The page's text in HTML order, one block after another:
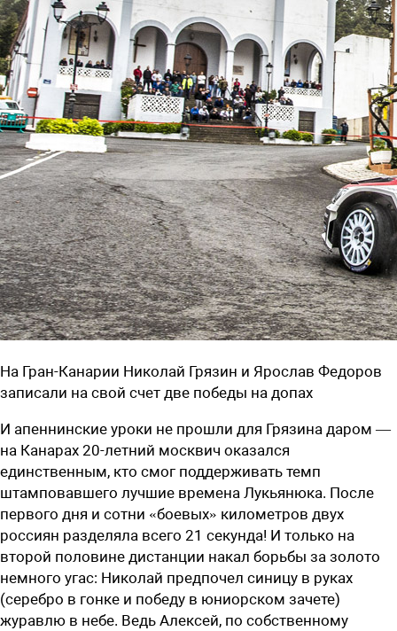
На Гран-Канарии Николай Грязин и Ярослав Федоров
записали на свой счет две победы на допах
И апеннинские уроки не прошли для Грязина даром —
на Канарах 20-летний москвич оказался
единственным, кто смог поддерживать темп
штамповавшего лучшие времена Лукьянюка. После
первого дня и сотни «боевых» километров двух
россиян разделяла всего 21 секунда! И только на
второй половине дистанции накал борьбы за золото
немного угас: Николай предпочел синицу в руках
(серебро в гонке и победу в юниорском зачете)
журавлю в небе. Ведь Алексей, по собственному